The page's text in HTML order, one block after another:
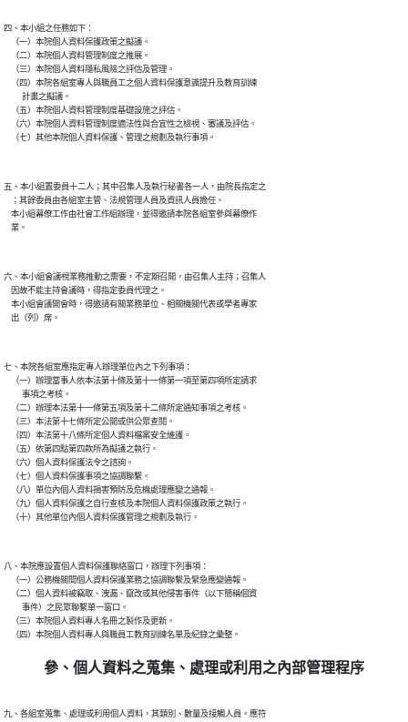
四、本小組之任務如下：
    （一）本院個人資料保護政策之擬議。
    （二）本院個人資料管理制度之推展。
    （三）本院個人資料隱私風險之評估及管理。
    （四）本院各組室專人與職員工之個人資料保護意識提升及教育訓練
          計畫之擬議。
    （五）本院個人資料管理制度基礎設施之評估。
    （六）本院個人資料管理制度適法性與合宜性之檢視、審議及評估。
五、本小組置委員十二人；其中召集人及執行秘書各一人，由院長指定之
    ；其餘委員由各組室主管、法規管理人員及資訊人員擔任。
    本小組幕僚工作由社會工作組辦理，並得邀請本院各組室參與幕僚作
六、本小組會議視業務推動之需要，不定期召開，由召集人主持；召集人
    因故不能主持會議時，得指定委員代理之。
    本小組會議開會時，得邀請有關業務單位、相關機關代表或學者專家
七、本院各組室應指定專人辦理單位內之下列事項：
    （一）辦理當事人依本法第十條及第十一條第一項至第四項所定請求
          事項之考核。
    （二）辦理本法第十一條第五項及第十二條所定通知事項之考核。
    （三）本法第十七條所定公開或供公眾查閱。
    （四）本法第十八條所定個人資料檔案安全維護。
    （五）依第四點第四款所為擬議之執行。
    （六）個人資料保護法令之諮詢。
    （七）個人資料保護事項之協調聯繫。
    （八）單位內個人資料損害預防及危機處理應變之通報。
    （九）個人資料保護之自行查核及本院個人資料保護政策之執行。
八、本院應設置個人資料保護聯絡窗口，辦理下列事項：
    （一）公務機關間個人資料保護業務之協調聯繫及緊急應變通報。
    （二）個人資料被竊取、洩漏、竄改或其他侵害事件（以下簡稱個資
          事件）之民眾聯繫單一窗口。
    （三）本院個人資料專人名冊之製作及更新。
參、個人資料之蒐集、處理或利用之內部管理程序
九、各組室蒐集、處理或利用個人資料，其類別、數量及接觸人員，應符